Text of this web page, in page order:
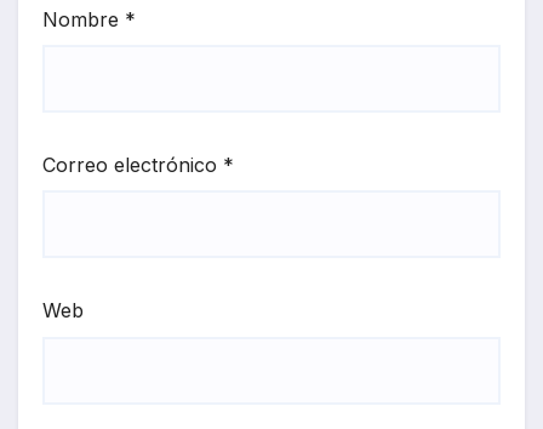
Nombre *
Correo electrónico *
Web